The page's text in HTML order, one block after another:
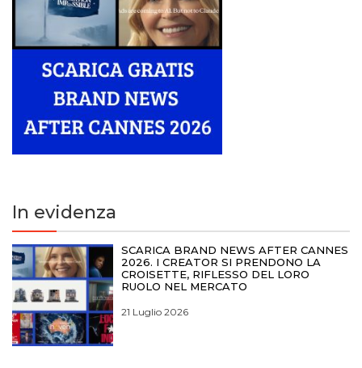
In evidenza
SCARICA BRAND NEWS AFTER CANNES
2026. I CREATOR SI PRENDONO LA
CROISETTE, RIFLESSO DEL LORO
RUOLO NEL MERCATO
21 Luglio 2026